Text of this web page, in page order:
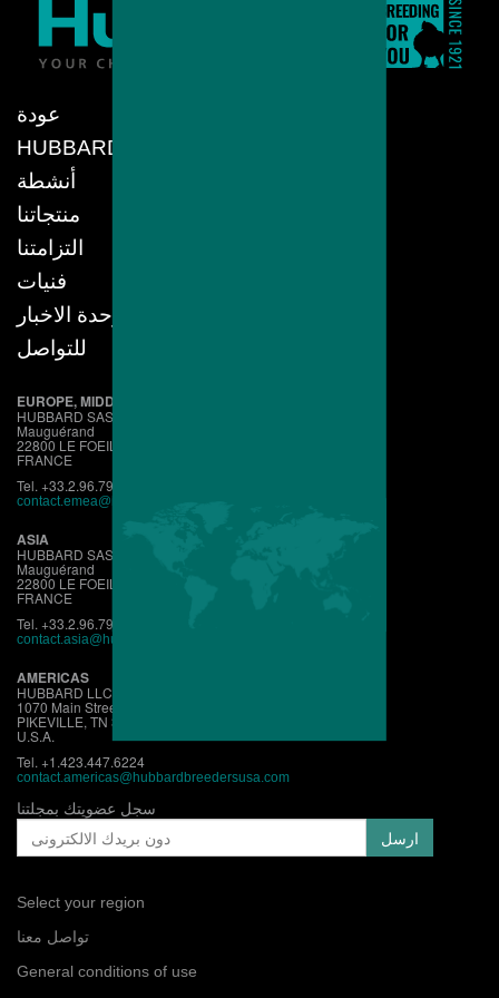
عودة
HUBBARD
أنشطة
منتجاتنا
التزامتنا
فنيات
وحدة الاخبار
للتواصل
EUROPE, MIDDLE EAST, AFRICA
HUBBARD SAS
Mauguérand
22800 LE FOEIL - QUINTIN
FRANCE
Tel. +33.2.96.79.63.70
contact.emea@hubbardbreeders.com
ASIA
HUBBARD SAS
Mauguérand
22800 LE FOEIL - QUINTIN
FRANCE
Tel. +33.2.96.79.63.70
contact.asia@hubbardbreeders.com
AMERICAS
HUBBARD LLC
1070 Main Street
PIKEVILLE, TN 37367
U.S.A.
Tel. +1.423.447.6224
contact.americas@hubbardbreedersusa.com
سجل عضويتك بمجلتنا
Select your region
تواصل معنا
General conditions of use